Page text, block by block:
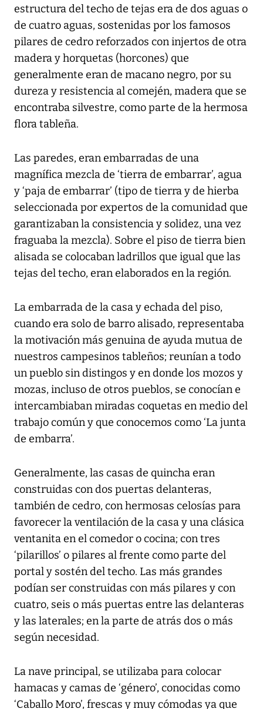
estructura del techo de tejas era de dos aguas o
de cuatro aguas, sostenidas por los famosos
pilares de cedro reforzados con injertos de otra
madera y horquetas (horcones) que
generalmente eran de macano negro, por su
dureza y resistencia al comején, madera que se
encontraba silvestre, como parte de la hermosa
flora tableña.
Las paredes, eran embarradas de una
magnífica mezcla de ‘tierra de embarrar’, agua
y ‘paja de embarrar’ (tipo de tierra y de hierba
seleccionada por expertos de la comunidad que
garantizaban la consistencia y solidez, una vez
fraguaba la mezcla). Sobre el piso de tierra bien
alisada se colocaban ladrillos que igual que las
tejas del techo, eran elaborados en la región.
La embarrada de la casa y echada del piso,
cuando era solo de barro alisado, representaba
la motivación más genuina de ayuda mutua de
nuestros campesinos tableños; reunían a todo
un pueblo sin distingos y en donde los mozos y
mozas, incluso de otros pueblos, se conocían e
intercambiaban miradas coquetas en medio del
trabajo común y que conocemos como ‘La junta
de embarra’.
Generalmente, las casas de quincha eran
construidas con dos puertas delanteras,
también de cedro, con hermosas celosías para
favorecer la ventilación de la casa y una clásica
ventanita en el comedor o cocina; con tres
‘pilarillos’ o pilares al frente como parte del
portal y sostén del techo. Las más grandes
podían ser construidas con más pilares y con
cuatro, seis o más puertas entre las delanteras
y las laterales; en la parte de atrás dos o más
según necesidad.
La nave principal, se utilizaba para colocar
hamacas y camas de ‘género’, conocidas como
‘Caballo Moro’, frescas y muy cómodas ya que